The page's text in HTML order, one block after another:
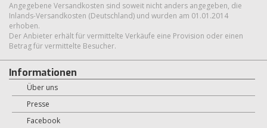
Angegebene Versandkosten sind soweit nicht anders angegeben, die
Inlands-Versandkosten (Deutschland) und wurden am 01.01.2014
erhoben.
Der Anbieter erhält für vermittelte Verkäufe eine Provision oder einen
Betrag für vermittelte Besucher.
Informationen
Über uns
Presse
Facebook